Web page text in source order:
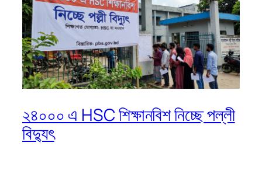
২৪০০০ এ HSC শিক্ষানবিশ নিচ্ছে পল্লী
বিদ্যুৎ